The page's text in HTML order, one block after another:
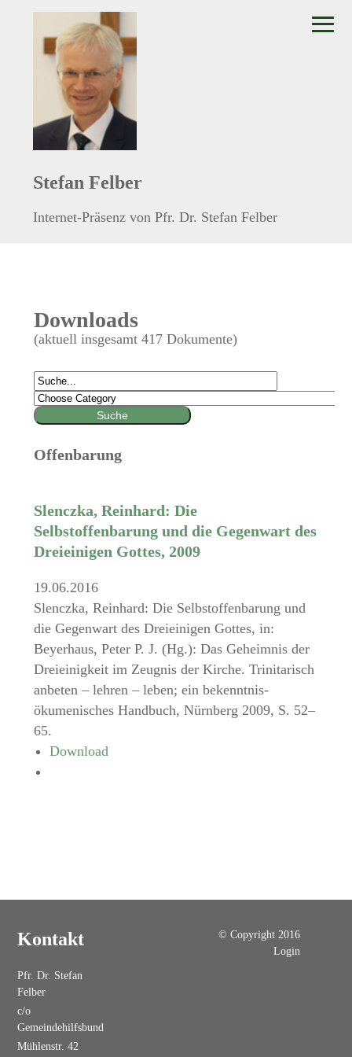
Stefan Felber
Internet-Präsenz von Pfr. Dr. Stefan Felber
Downloads
(aktuell insgesamt 417 Dokumente)
Offenbarung
Slenczka, Reinhard: Die
Selbstoffenbarung und die Gegenwart des
Dreieinigen Gottes, 2009
19.06.2016
Slenczka, Reinhard: Die Selbstoffenbarung und
die Gegenwart des Dreieinigen Gottes, in:
Beyerhaus, Peter P. J. (Hg.): Das Geheimnis der
Dreieinigkeit im Zeugnis der Kirche. Trinitarisch
anbeten – lehren – leben; ein bekenntnis-
ökumenisches Handbuch, Nürnberg 2009, S. 52–
65.
Download
Kontakt
Pfr. Dr. Stefan
Felber
c/o
Gemeindehilfsbund
Mühlenstr. 42
© Copyright 2016
Login
≡